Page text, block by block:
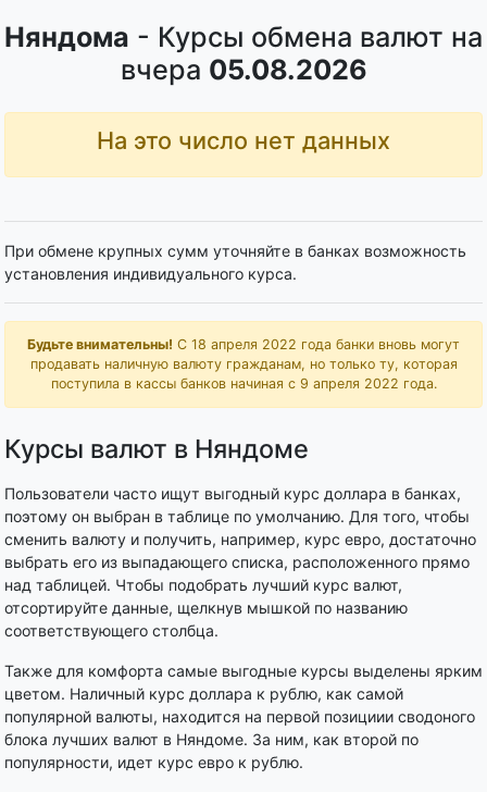
Няндома - Курсы обмена валют на
вчера 05.08.2026
На это число нет данных
При обмене крупных сумм уточняйте в банках возможность
установления индивидуального курса.
Будьте внимательны! С 18 апреля 2022 года банки вновь могут
продавать наличную валюту гражданам, но только ту, которая
поступила в кассы банков начиная с 9 апреля 2022 года.
Курсы валют в Няндоме
Пользователи часто ищут выгодный курс доллара в банках,
поэтому он выбран в таблице по умолчанию. Для того, чтобы
сменить валюту и получить, например, курс евро, достаточно
выбрать его из выпадающего списка, расположенного прямо
над таблицей. Чтобы подобрать лучший курс валют,
отсортируйте данные, щелкнув мышкой по названию
соответствующего столбца.
Также для комфорта самые выгодные курсы выделены ярким
цветом. Наличный курс доллара к рублю, как самой
популярной валюты, находится на первой позициии сводоного
блока лучших валют в Няндоме. За ним, как второй по
популярности, идет курс евро к рублю.